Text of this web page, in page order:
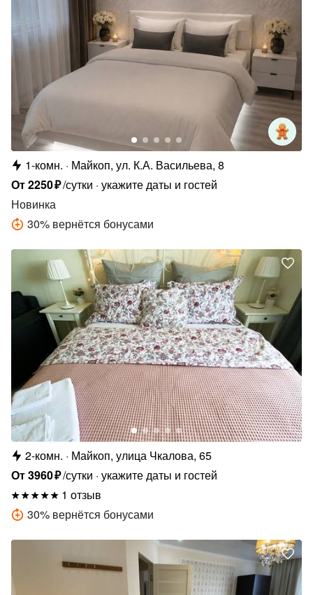
1-комн.
Майкоп, ул. К.А. Васильева, 8
От2250₽/сутки укажите даты и гостей
Новинка
30% вернётся бонусами
2-комн.
Майкоп, улица Чкалова, 65
От3960₽/сутки укажите даты и гостей
1 отзыв
30% вернётся бонусами